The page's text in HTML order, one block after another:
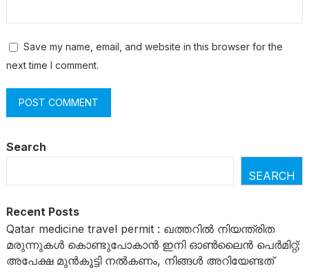
Save my name, email, and website in this browser for the
next time I comment.
Search
SEARCH
Recent Posts
Qatar medicine travel permit : ഖത്തറിൽ നിയന്ത്രിത
മരുന്നുകൾ കൊണ്ടുപോകാൻ ഇനി ഓൺലൈൻ പെർമിറ്റ്;
അപേക്ഷ മുൻകൂട്ടി നൽകണം, നിങ്ങൾ അറിയേണ്ടത്